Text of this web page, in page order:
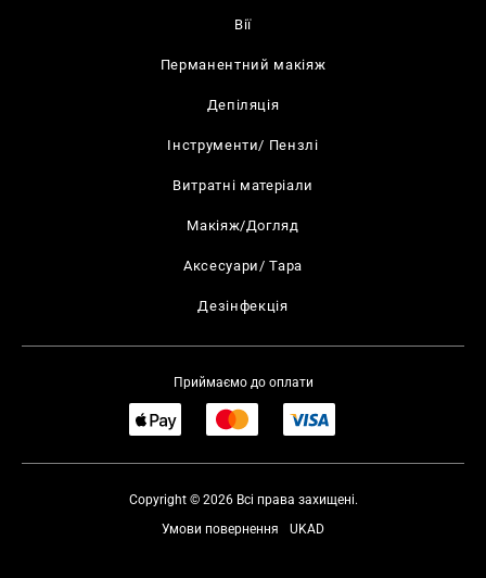
Вії
Перманентний макіяж
Депіляція
Інструменти/ Пензлі
Витратні матеріали
Макіяж/Догляд
Аксесуари/ Тара
Дезінфекція
Приймаємо до оплати
Copyright © 2026 Всі права захищені.
UKAD
Умови повернення